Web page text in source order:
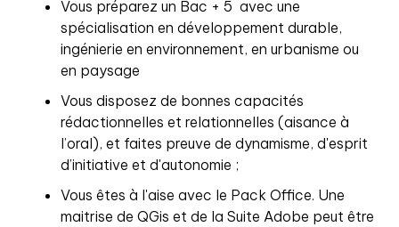
Vous préparez un Bac + 5 avec une
spécialisation en développement durable,
ingénierie en environnement, en urbanisme ou
en paysage
Vous disposez de bonnes capacités
rédactionnelles et relationnelles (aisance à
l’oral), et faites preuve de dynamisme, d'esprit
d’initiative et d'autonomie ;
Vous êtes à l'aise avec le Pack Office. Une
maitrise de QGis et de la Suite Adobe peut être